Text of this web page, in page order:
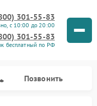
301-55-83
с 10:00 до 20:00
301-55-83
бесплатный по РФ
Позвонить